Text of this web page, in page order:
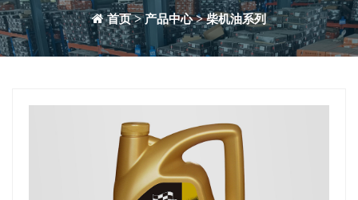
首页>产品中心>柴机油系列